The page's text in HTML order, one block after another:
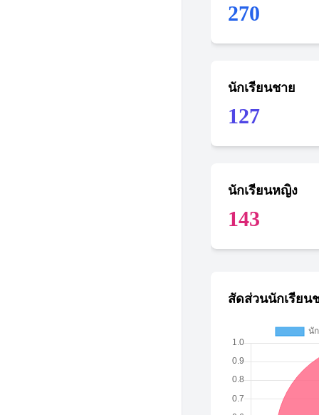
270
นักเรียนชาย
127
นักเรียนหญิง
143
สัดส่วนนักเรียน